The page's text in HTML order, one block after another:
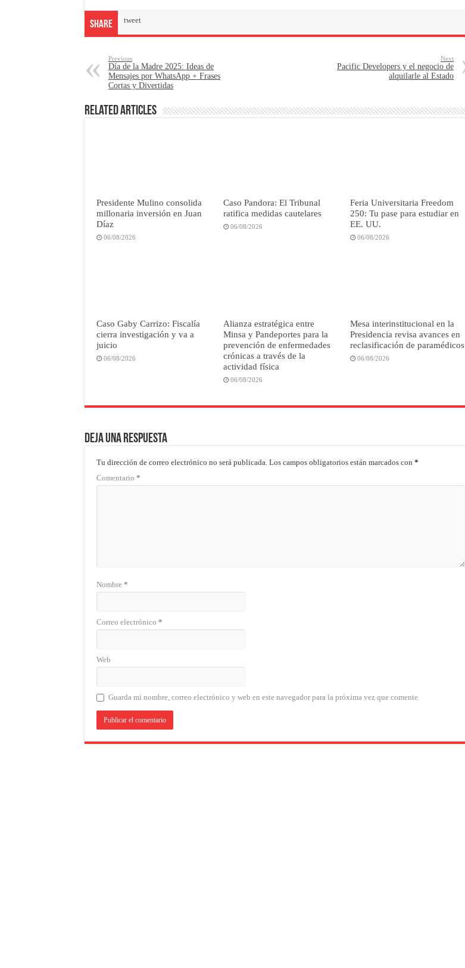
Share tweet
Previous
Día de la Madre 2025: Ideas de
Mensajes por WhatsApp + Frases
Cortas y Divertidas
Next
Pacific Developers y el negocio de
alquilarle al Estado
Related Articles
Presidente Mulino consolida
millonaria inversión en Juan
Díaz
06/08/2026
Caso Pandora: El Tribunal
ratifica medidas cautelares
06/08/2026
Feria Universitaria Freedom
250: Tu pase para estudiar en
EE. UU.
06/08/2026
Caso Gaby Carrizo: Fiscalía
cierra investigación y va a
juicio
06/08/2026
Alianza estratégica entre
Minsa y Pandeportes para la
prevención de enfermedades
crónicas a través de la
actividad física
06/08/2026
Mesa interinstitucional en la
Presidencia revisa avances en
reclasificación de paramédicos
06/08/2026
Deja una respuesta
Tu dirección de correo electrónico no será publicada. Los campos obligatorios están marcados con *
Comentario *
Nombre *
Correo electrónico *
Web
Guarda mi nombre, correo electrónico y web en este navegador para la próxima vez que comente.